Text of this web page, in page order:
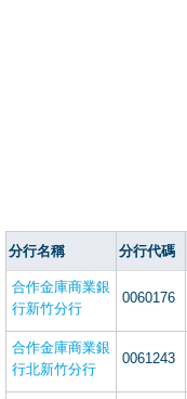
分行名稱 分行代碼
合作金庫商業銀
行新竹分行
0060176
合作金庫商業銀
行北新竹分行
0061243